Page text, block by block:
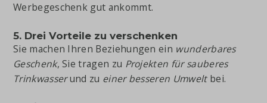
Werbegeschenk gut ankommt.
5. Drei Vorteile zu verschenken
Sie machen Ihren Beziehungen ein wunderbares
Geschenk, Sie tragen zu Projekten für sauberes
Trinkwasserund zu einer besseren Umwelt bei.